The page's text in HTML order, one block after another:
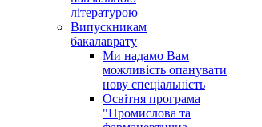
літературою
Випускникам
бакалаврату
Ми надамо Вам
можливість опанувати
нову спеціальність
Освітня програма
"Промислова та